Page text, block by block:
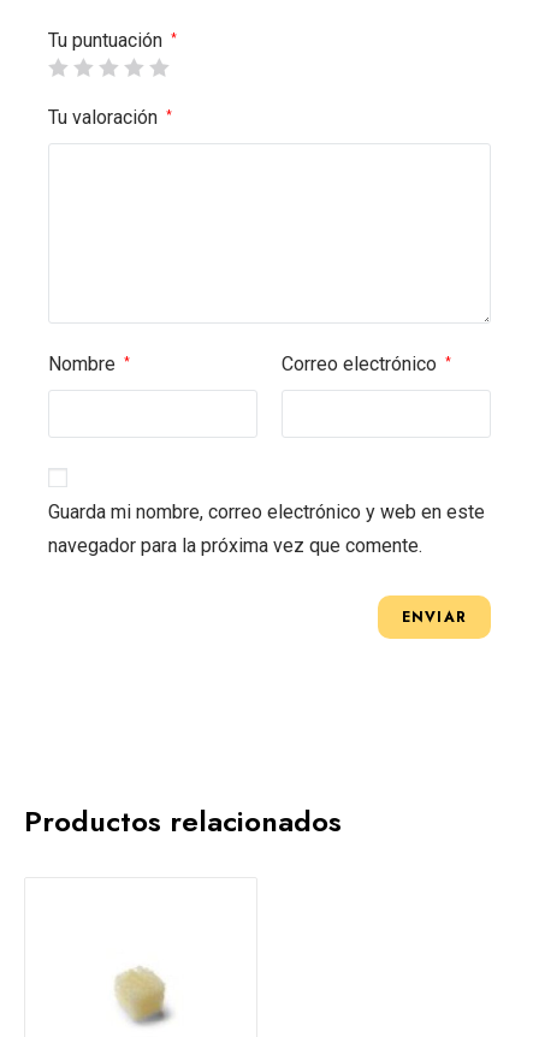
Tu puntuación *
Tu valoración *
Nombre * Correo electrónico *
Guarda mi nombre, correo electrónico y web en este
navegador para la próxima vez que comente.
Productos relacionados